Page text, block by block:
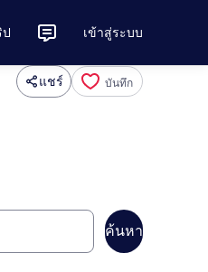
เข้าสู่ระบบ
แชร์ บันทึก
ค้นหา